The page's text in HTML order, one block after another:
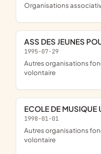
Organisations
ASS DES JEUNES
1995-07-29
Autres organisations fonctionnant par adhésion
volontaire
ECOLE DE
1998-01-01
Autres organisations fonctionnant par adhésion
volontaire